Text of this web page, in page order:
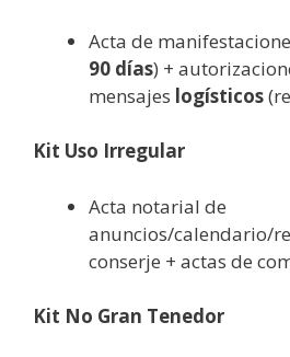
Acta de
90 días) +
mensajes logísticos
Kit Uso Irregular
Acta notarial de
anuncios/calendario/
conserje + actas de
Kit No Gran Tenedor